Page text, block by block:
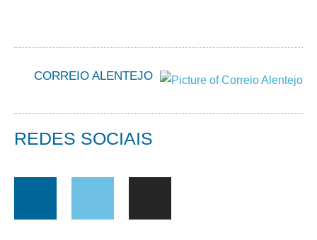
CORREIO ALENTEJO
REDES SOCIAIS